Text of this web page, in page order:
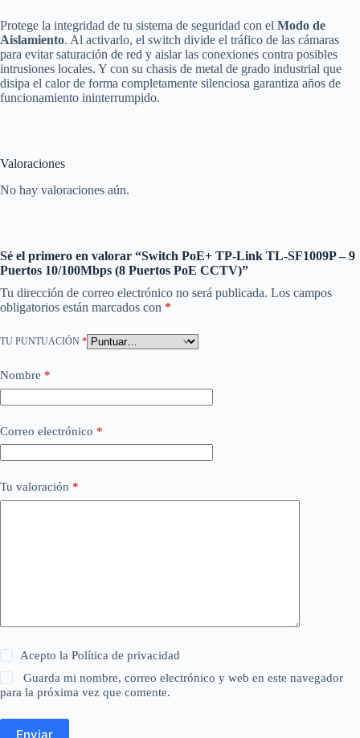
Protege la integridad de tu sistema de seguridad con el Modo de
Aislamiento. Al activarlo, el switch divide el tráfico de las cámaras
para evitar saturación de red y aislar las conexiones contra posibles
intrusiones locales. Y con su chasis de metal de grado industrial que
disipa el calor de forma completamente silenciosa garantiza años de
funcionamiento ininterrumpido.
Valoraciones
No hay valoraciones aún.
Sé el primero en valorar “Switch PoE+ TP-Link TL-SF1009P – 9
Puertos 10/100Mbps (8 Puertos PoE CCTV)”
Tu dirección de correo electrónico no será publicada. Los campos
obligatorios están marcados con *
TU PUNTUACIÓN *
Nombre *
Correo electrónico *
Tu valoración *
Acepto laPolítica de privacidad
Guarda mi nombre, correo electrónico y web en este navegador
para la próxima vez que comente.
Enviar